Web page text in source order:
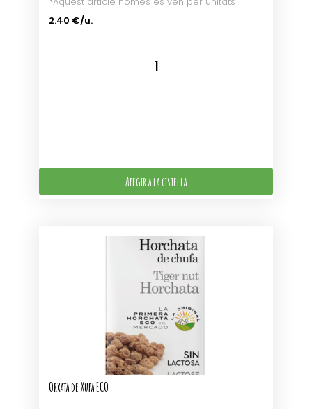
2.40 €/u.
Afegir a la cistella
Orxata de Xufa ECO